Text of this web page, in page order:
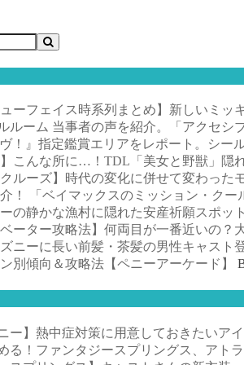
ューフェイス時系列まとめ】新しいミ
当事者の声を紹介。「アクセシ
！』指定鑑賞エリアをレポート。シー
】こんな所に…！TDL「美女と野獣」隠
クルーズ】時代の変化に併せて変わっ
！ 「ベイマックスのミッション・ク
の静かな漁村に隠れた安産祈願スポッ
ベーター攻略法】何両目が一番近いの
ズニーに長い前髪・茶髪の男性キャス
別傾向＆攻略法【ペニーアーケード】
ー】熱中症対策に用意しておきたいア
る！ファンタジースプリングス、アト